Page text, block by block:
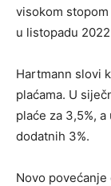
visokom
u listopadu
Hartmann slovi
plaćama. U
plaće za 3,5%,
dodatnih 3%.
Novo